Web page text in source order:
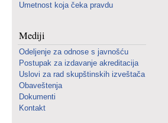
Umetnost koja čeka pravdu
Mediji
Odeljenje za odnose s javnošću
Postupak za izdavanje akreditacija
Uslovi za rad skupštinskih izveštača
Obaveštenja
Dokumenti
Kontakt